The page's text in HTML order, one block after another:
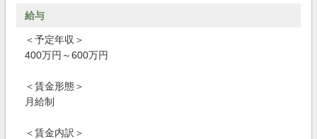
給与
＜予定年収＞
400万円～600万円
＜賃金形態＞
月給制
＜賃金内訳＞